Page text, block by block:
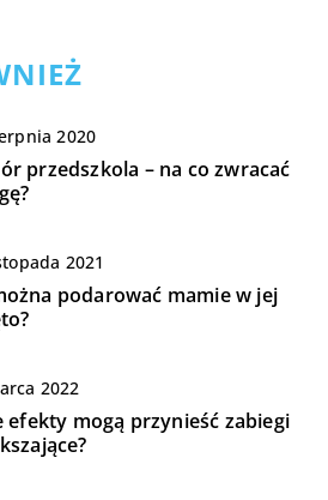
2020
przedszkola – na co zwracać
2021
podarować mamie w jej
2022
efekty mogą przynieść zabiegi